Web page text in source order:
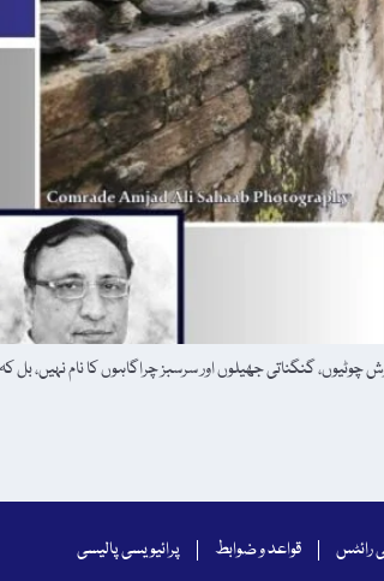
گنگناتی جھیلوں اور سرسبز چراگاہوں کا نام
رائٹس قواعد و ضوابط پرائیویسی پالیسی